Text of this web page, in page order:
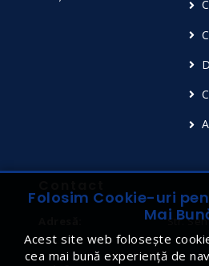
Str.
Folosim Cookie-uri
Mai
Acest site web folosește
cea mai bună experiență de